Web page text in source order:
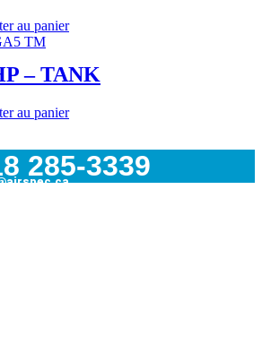
au panier
– TANK
au panier
285-3339